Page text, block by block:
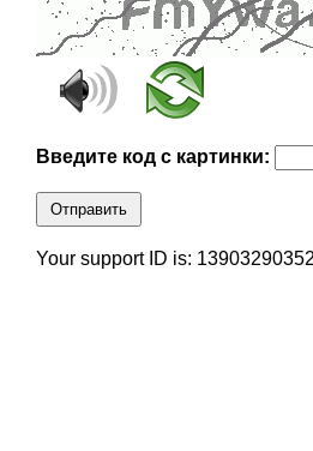
Введите код с картинки:
Отправить
Your support ID is: